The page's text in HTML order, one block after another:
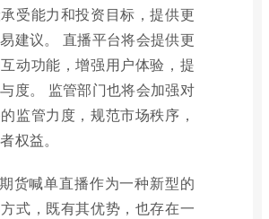
受能力和投资目标，提供更
建议。 直播平台将会提供更
动功能，增强用户体验，提
度。 监管部门也将会加强对
监管力度，规范市场秩序，
权益。
货喊单直播作为一种新型的
式，既有其优势，也存在一